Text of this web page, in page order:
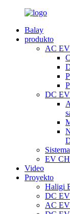
Balay
produkto
AC
DC
EV
Video
Proyekto
Haligi
DC
AC